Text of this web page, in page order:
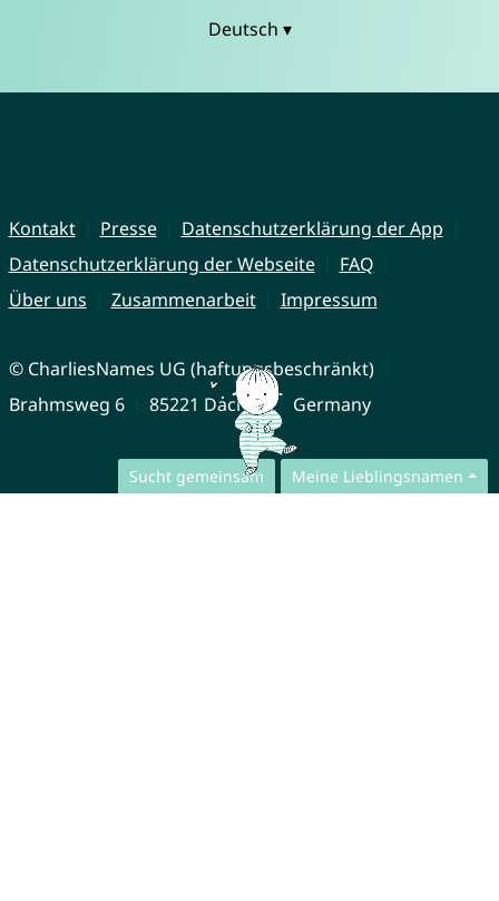
Sucht gemeinsam Meine Lieblingsnamen
Deutsch ▾
Kontakt Presse
Datenschutzerklärung der App
Datenschutzerklärung der Webseite
FAQ
Über uns
Zusammenarbeit Impressum
© CharliesNames UG (haftungsbeschränkt)
Brahmsweg 6
85221 Dachau Germany